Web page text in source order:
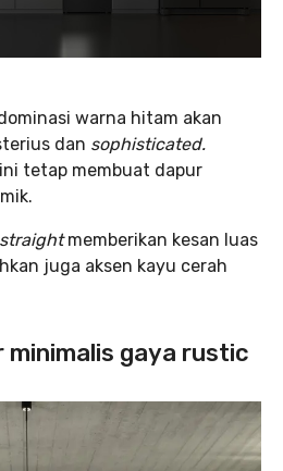
warna hitam akan
dan sophisticated.
tetap membuat dapur
straightmemberikan kesan luas
juga aksen kayu cerah
minimalis gaya rustic